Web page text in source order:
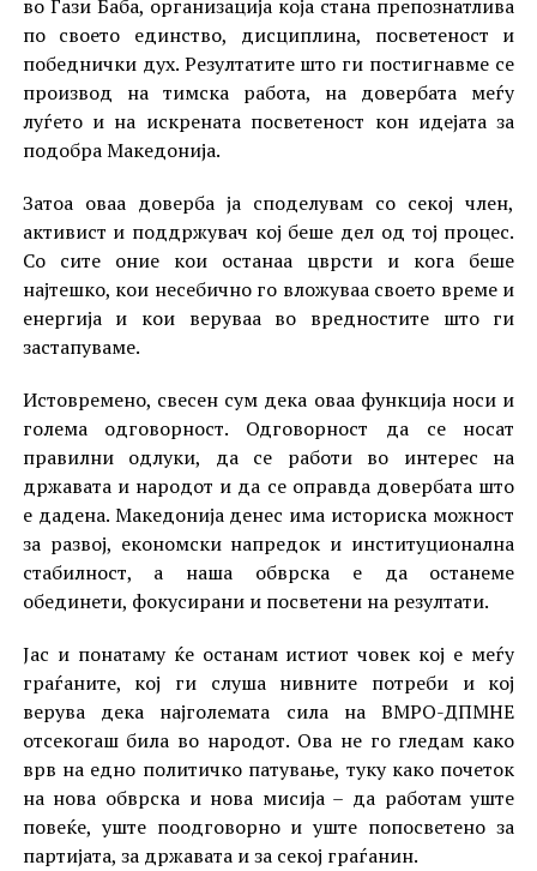
во Гази Баба, организација која стана препознатлива
по своето единство, дисциплина, посветеност и
победнички дух. Резултатите што ги постигнавме се
производ на тимска работа, на довербата меѓу
луѓето и на искрената посветеност кон идејата за
подобра Македонија.
Затоа оваа доверба ја споделувам со секој член,
активист и поддржувач кој беше дел од тој процес.
Со сите оние кои останаа цврсти и кога беше
најтешко, кои несебично го вложуваа своето време и
енергија и кои веруваа во вредностите што ги
застапуваме.
Истовремено, свесен сум дека оваа функција носи и
голема одговорност. Одговорност да се носат
правилни одлуки, да се работи во интерес на
државата и народот и да се оправда довербата што
е дадена. Македонија денес има историска можност
за развој, економски напредок и институционална
стабилност, а наша обврска е да останеме
обединети, фокусирани и посветени на резултати.
Јас и понатаму ќе останам истиот човек кој е меѓу
граѓаните, кој ги слуша нивните потреби и кој
верува дека најголемата сила на ВМРО-ДПМНЕ
отсекогаш била во народот. Ова не го гледам како
врв на едно политичко патување, туку како почеток
на нова обврска и нова мисија – да работам уште
повеќе, уште поодговорно и уште попосветено за
партијата, за државата и за секој граѓанин.